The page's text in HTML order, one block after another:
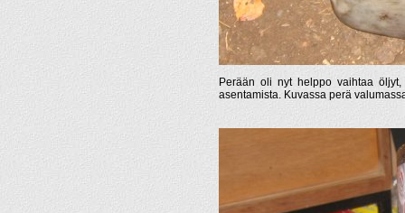
Perään oli nyt helppo vaihtaa
asentamista. Kuvassa perä